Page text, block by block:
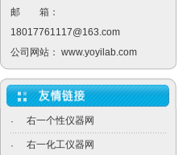
邮 箱：
18017761117@163.com
公司网站： www.yoyilab.com
· 右一个性仪器网
· 右一化工仪器网